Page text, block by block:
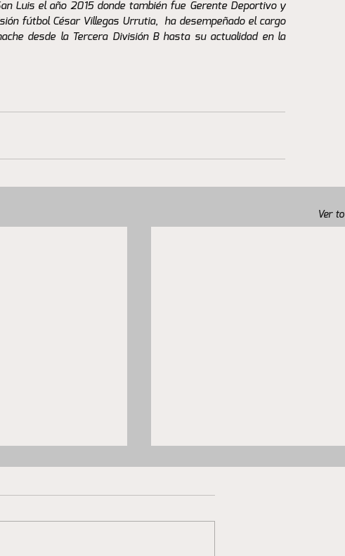
Luis el año 2015 donde también fue Gerente Deportivo y
fútbol César Villegas Urrutia,  ha desempeñado el cargo
desde la Tercera División B hasta su actualidad en la
Ver